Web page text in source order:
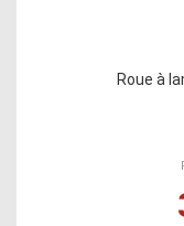
Roue à